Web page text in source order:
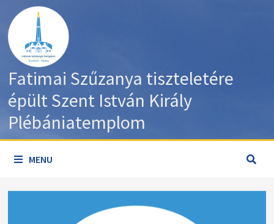
content
Fatimai Szűzanya tiszteletére
épült Szent István Király
Plébániatemplom
MENU